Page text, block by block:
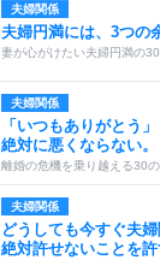
夫婦関係
夫婦円満には、3つの
妻が心がけたい夫婦円満の
夫婦関係
「いつもありがとう
絶対に悪くならない。
離婚の危機を乗り越える30
夫婦関係
どうしても今すぐ夫
絶対許せないことを許